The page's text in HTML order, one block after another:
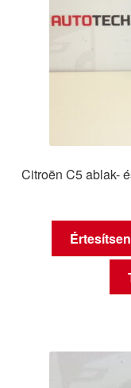
Citroën C5 ablak-